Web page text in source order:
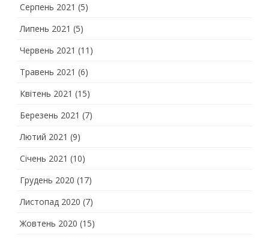
Серпень 2021 (5)
Липень 2021 (5)
Червень 2021 (11)
Травень 2021 (6)
Квітень 2021 (15)
Березень 2021 (7)
Лютий 2021 (9)
Січень 2021 (10)
Грудень 2020 (17)
Листопад 2020 (7)
Жовтень 2020 (15)